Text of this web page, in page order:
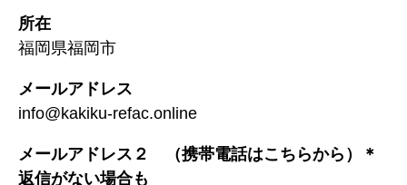
所在
福岡県福岡市
メールアドレス
info@kakiku-refac.online
メールアドレス２ （携帯電話はこちらから）
＊
返信がない場合も